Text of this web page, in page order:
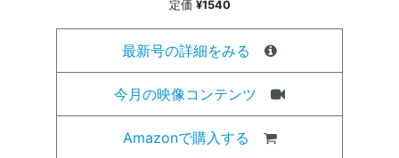
定価 ¥1540
最新号の詳細をみる
今月の映像コンテンツ
Amazonで購入する